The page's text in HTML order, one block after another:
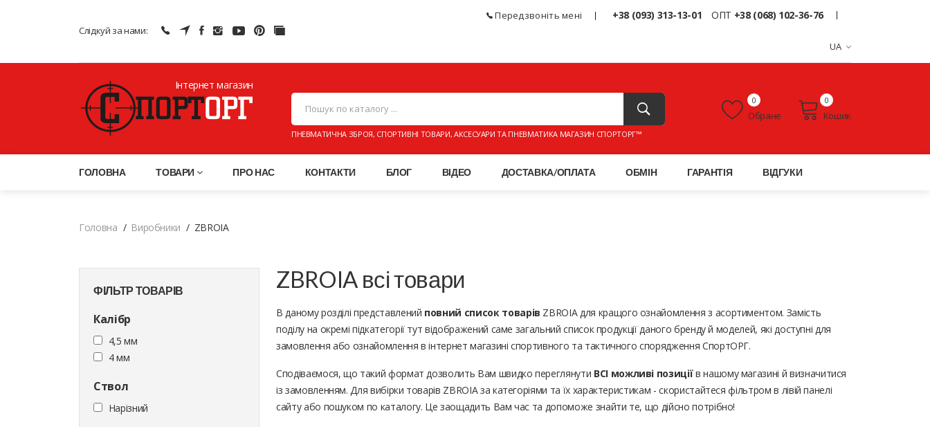
Слідкуй за нами:
Передзвоніть мені +38 (093) 313-13-01 ОПТ +38 (068) 102-36-76
UA
Інтернет магазин
ПНЕВМАТИЧНА ЗБРОЯ, СПОРТИВНІ ТОВАРИ, АКСЕСУАРИ ТА ПНЕВМАТИКА МАГАЗИН СПОРТОРГ™
Обране
0
Кошик
0
ГОЛОВНА ТОВАРИ ПРО НАС КОНТАКТИ БЛОГ ВІДЕО ДОСТАВКА/ОПЛАТА ОБМІН ГАРАНТІЯ ВІДГУКИ
Головна Виробники ZBROIA
ФІЛЬТР ТОВАРІВ
Калібр
4,5 мм
4 мм
Ствол
Нарізний
ZBROIA всі товари
В даному розділі представлений повний список товарів ZBROIA для кращого ознайомлення з асортиментом. Замість
поділу на окремі підкатегорії тут відображений саме загальний список продукції даного бренду й моделей, які доступні для
замовлення або ознайомлення в інтернет магазині спортивного та тактичного спорядження СпортОРГ.
Сподіваємося, що такий формат дозволить Вам швидко переглянути ВСІ можливі позиціїв нашому магазині й визначитися
із замовленням. Для вибірки товарів ZBROIA за категоріями та їх характеристикам - скористайтеся фільтром в лівій панелі
сайту або пошуком по каталогу. Це заощадить Вам час та допоможе знайти те, що дійсно потрібно!